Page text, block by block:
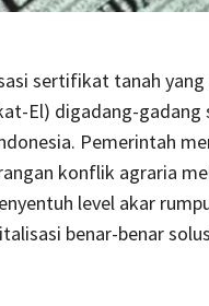
sertifikat tanah
El) digadang-gadang
Pemerintah
konflik agraria
level akar
benar-benar